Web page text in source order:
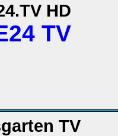
HD
TV
TV